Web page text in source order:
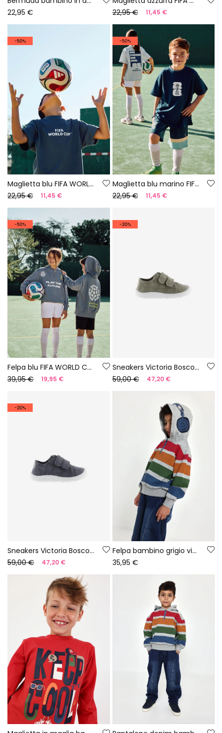
22,95 €
22,95 €
11,45 €
-50%
Maglietta blu FIFA WORLD CUP 2026© X Boboli
22,95 €
11,45 €
-50%
Maglietta blu marino FIFA WORLD CUP 2026© X Boboli
22,95 €
11,45 €
-50%
Felpa blu FIFA WORLD CUP 2026© X Boboli
39,95 €
19,95 €
-20%
Sneakers Victoria Bosco barefoot in tela colore aloe
59,00 €
47,20 €
-20%
Sneakers Victoria Bosco barefoot in tela colore notte
59,00 €
47,20 €
Felpa bambino grigio vigoré a righe multicolore
35,95 €